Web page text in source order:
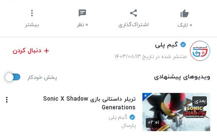
اشتراک‌گذاری ۰ نظر بیشتر ۰ لایک
گیم پلی
منتشر شده در تاریخ ۱۴۰۳/۰۸/۱۳
دنبال کردن
ویدیوهای پیشنهادی پخش خودکار
۰۲:۰۱
بعدی
تریلر داستانی بازی Sonic X Shadow
Generations
گیم پلی
پارسال